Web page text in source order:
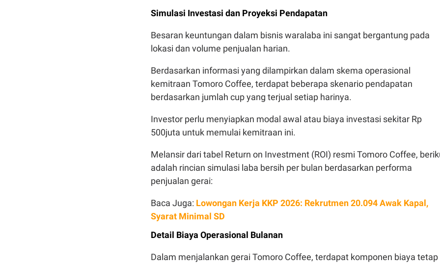
Simulasi Investasi dan Proyeksi Pendapatan
Besaran keuntungan dalam bisnis waralaba ini sangat bergantung pada
lokasi dan volume penjualan harian.
Berdasarkan informasi yang dilampirkan dalam skema operasional
kemitraan Tomoro Coffee, terdapat beberapa skenario pendapatan
berdasarkan jumlah cup yang terjual setiap harinya.
Investor perlu menyiapkan modal awal atau biaya investasi sekitar Rp
500juta untuk memulai kemitraan ini.
Melansir dari tabel Return on Investment (ROI) resmi Tomoro Coffee,
adalah rincian simulasi laba bersih per bulan berdasarkan performa
penjualan gerai:
Baca Juga: Lowongan Kerja KKP 2026: Rekrutmen 20.094 Awak Kapal,
Syarat Minimal SD
Detail Biaya Operasional Bulanan
Dalam menjalankan gerai Tomoro Coffee, terdapat komponen biaya tetap